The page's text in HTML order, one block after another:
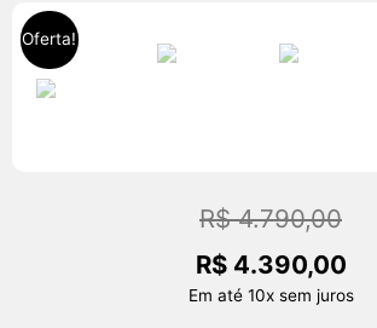
Oferta!
R$4.790,00
R$4.390,00
Em até 10x sem juros